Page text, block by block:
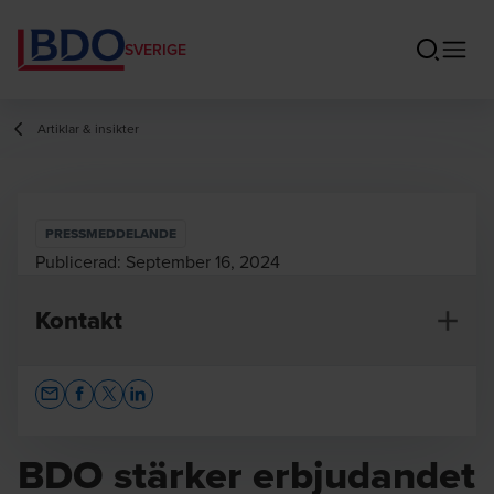
SVERIGE
Artiklar & insikter
BDO stärker erbjudandet
PRESSMEDDELANDE
Publicerad: September 16, 2024
Kontakt